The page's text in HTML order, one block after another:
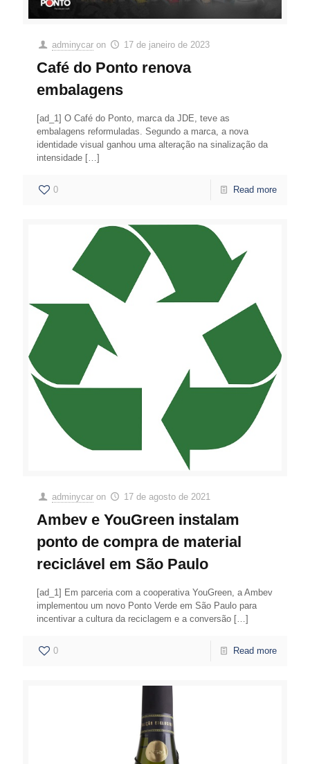
adminycar on 17 de janeiro de 2023
Café do Ponto renova
embalagens
[ad_1] O Café do Ponto, marca da JDE, teve as
embalagens reformuladas. Segundo a marca, a nova
identidade visual ganhou uma alteração na sinalização da
intensidade […]
0 Read more
adminycar on 17 de agosto de 2021
Ambev e YouGreen instalam
ponto de compra de material
reciclável em São Paulo
[ad_1] Em parceria com a cooperativa YouGreen, a Ambev
implementou um novo Ponto Verde em São Paulo para
incentivar a cultura da reciclagem e a conversão […]
0 Read more